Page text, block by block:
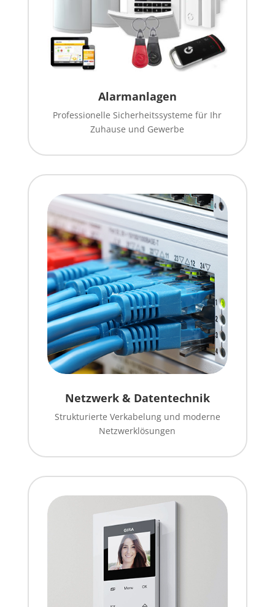
Alarmanlagen
Professionelle Sicherheitssysteme für Ihr
Zuhause und Gewerbe
Netzwerk & Datentechnik
Strukturierte Verkabelung und moderne
Netzwerklösungen